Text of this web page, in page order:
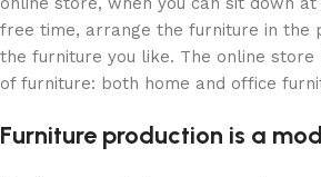
free time, arrange the furniture in the
the furniture you like. The online
of furniture: both home and office
Furniture production is a